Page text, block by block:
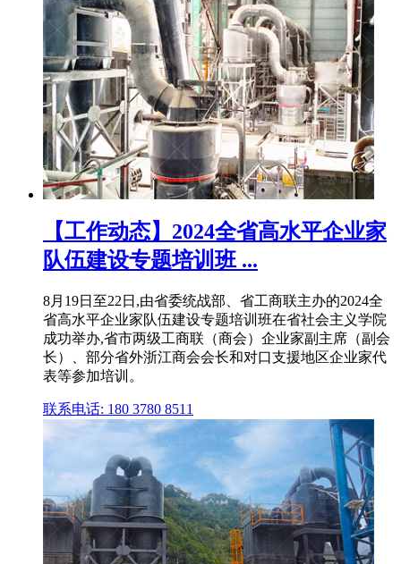
【工作动态】2024全省高水平企业家
队伍建设专题培训班 ...
8月19日至22日,由省委统战部、省工商联主办的2024全
省高水平企业家队伍建设专题培训班在省社会主义学院
成功举办,省市两级工商联（商会）企业家副主席（副会
长）、部分省外浙江商会会长和对口支援地区企业家代
表等参加培训。
联系电话: 180 3780 8511